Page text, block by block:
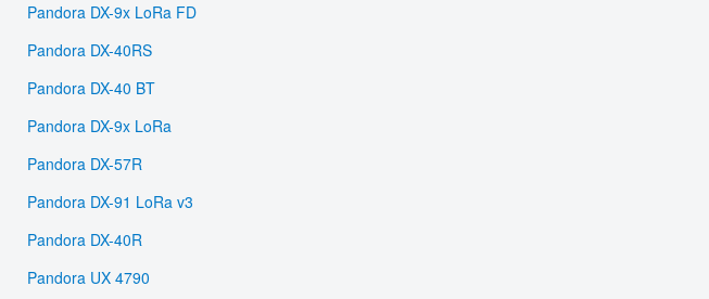
Pandora DX-9x LoRa FD
Pandora DX-40RS
Pandora DX-40 BT
Pandora DX-9x LoRa
Pandora DX-57R
Pandora DX-91 LoRa v3
Pandora DX-40R
Pandora UX 4790